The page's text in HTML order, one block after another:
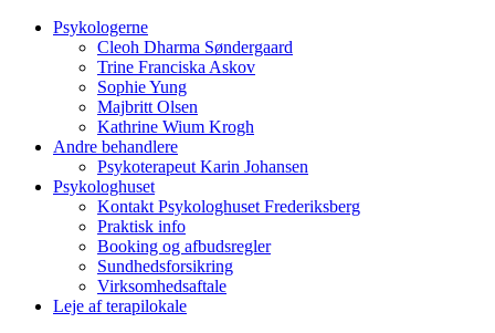
Psykologerne
Cleoh Dharma Søndergaard
Trine Franciska Askov
Sophie Yung
Majbritt Olsen
Kathrine Wium Krogh
Andre behandlere
Psykoterapeut Karin Johansen
Psykologhuset
Kontakt Psykologhuset Frederiksberg
Praktisk info
Booking og afbudsregler
Sundhedsforsikring
Virksomhedsaftale
Leje af terapilokale